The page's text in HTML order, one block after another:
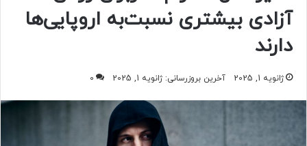
آزادی بیشتری نسبت‌به اروپایی‌ها
دارند
ژانویه 1, 2025 آخرین بروزرسانی: ژانویه 1, 2025 0